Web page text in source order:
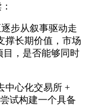
步从叙事驱动走
撑长期价值，市场
目，是否能够同时
中心化交易所 +
试构建一个具备